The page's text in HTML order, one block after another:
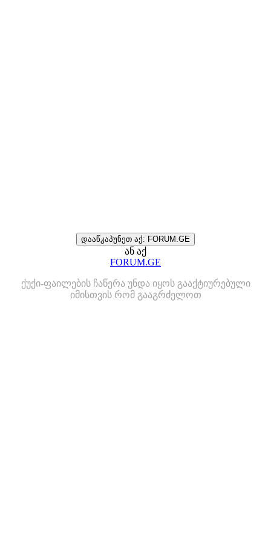
დააწკაპუნეთ აქ: FORUM.GE
ან აქ
FORUM.GE
ქუქი-ფაილების ჩაწერა უნდა იყოს გააქტიურებული
იმისთვის რომ გააგრძელოთ